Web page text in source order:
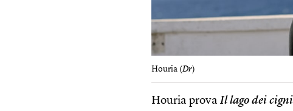
Houria (Dr)
Houria provaIl lago dei cigni